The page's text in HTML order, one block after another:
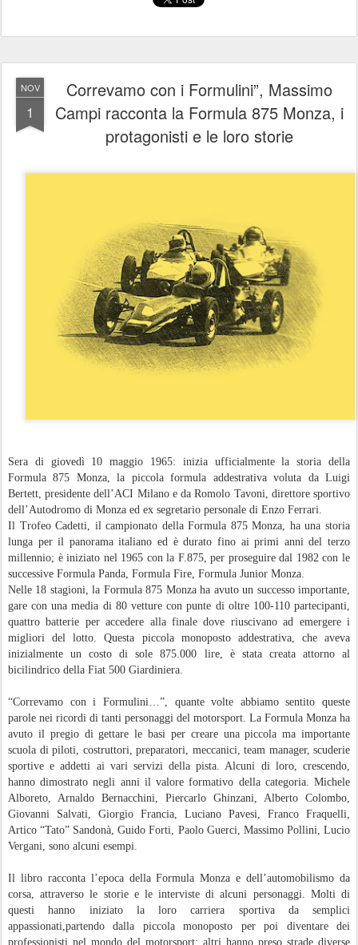
NOV
1
Correvamo con i Formulini”, Massimo
Campi racconta la Formula 875 Monza, i
protagonisti e le loro storie
Sera di giovedì 10 maggio 1965: inizia ufficialmente la storia della
Formula 875 Monza, la piccola formula addestrativa voluta da Luigi
Bertett, presidente dell’ACI Milano e da Romolo Tavoni, direttore sportivo
dell’Autodromo di Monza ed ex segretario personale di Enzo Ferrari.
Il Trofeo Cadetti, il campionato della Formula 875 Monza, ha una storia
lunga per il panorama italiano ed è durato fino ai primi anni del terzo
millennio; è iniziato nel 1965 con la F.875, per proseguire dal 1982 con le
successive Formula Panda, Formula Fire, Formula Junior Monza.
Nelle 18 stagioni, la Formula 875 Monza ha avuto un successo importante,
gare con una media di 80 vetture con punte di oltre 100-110 partecipanti,
quattro batterie per accedere alla finale dove riuscivano ad emergere i
migliori del lotto. Questa piccola monoposto addestrativa, che aveva
inizialmente un costo di sole 875.000 lire, è stata creata attorno al
bicilindrico della Fiat 500 Giardiniera.
“Correvamo con i Formulini…”, quante volte abbiamo sentito queste
parole nei ricordi di tanti personaggi del motorsport. La Formula Monza ha
avuto il pregio di gettare le basi per creare una piccola ma importante
scuola di piloti, costruttori, preparatori, meccanici, team manager, scuderie
sportive e addetti ai vari servizi della pista. Alcuni di loro, crescendo,
hanno dimostrato negli anni il valore formativo della categoria. Michele
Alboreto, Arnaldo Bernacchini, Piercarlo Ghinzani, Alberto Colombo,
Giovanni Salvati, Giorgio Francia, Luciano Pavesi, Franco Fraquelli,
Artico “Tato” Sandonà, Guido Forti, Paolo Guerci, Massimo Pollini, Lucio
Vergani, sono alcuni esempi.
Il libro racconta l’epoca della Formula Monza e dell’automobilismo da
corsa, attraverso le storie e le interviste di alcuni personaggi. Molti di
questi hanno iniziato la loro carriera sportiva da semplici
appassionati,partendo dalla piccola monoposto per poi diventare dei
professionisti nel mondo del motorsport; altri hanno preso strade diverse